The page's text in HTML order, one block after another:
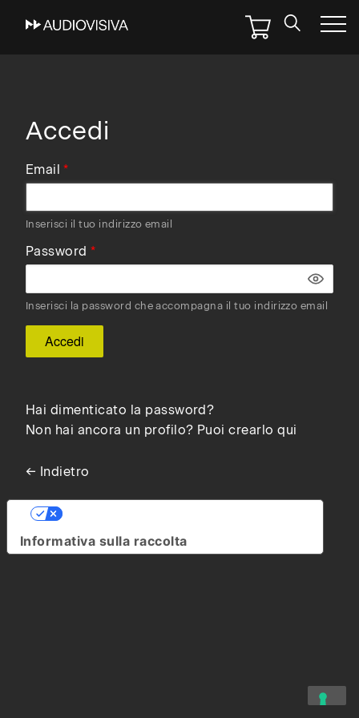
Skip
Accedi
Email
Inserisci il tuo indirizzo email
Password
Inserisci la password che accompagna il tuo indirizzo email
Hai dimenticato la password?
Non hai ancora un profilo? Puoi crearlo qui
← Indietro
Informativa sulla raccolta
Le tue preferenze relative alla privacy